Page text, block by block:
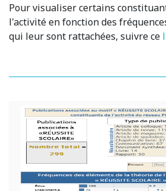
Pour visualiser certains
l'activité en fonction des
qui leur sont rattachées, suivre ce